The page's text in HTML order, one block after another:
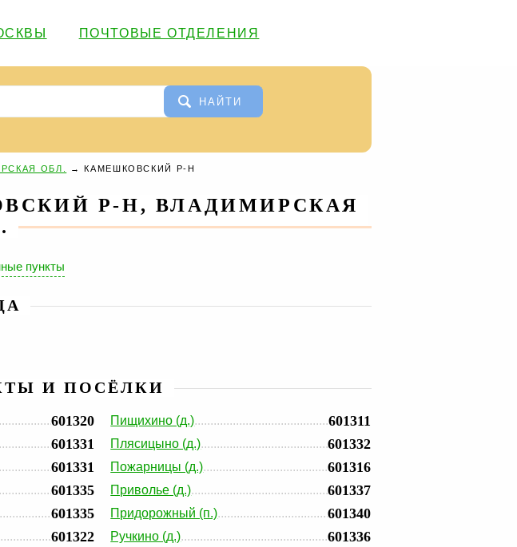
ПОЧТОВЫЕ ОТДЕЛЕНИЯ
НАЙТИ
ОБЛ. →КАМЕШКОВСКИЙ Р-Н
Р-Н, ВЛАДИМИРСКАЯ
пункты
И ПОСЁЛКИ
601320
601331
601331
601335
601335
601322
Пищихино (д.) 601311
Плясицыно (д.) 601332
Пожарницы (д.) 601316
Приволье (д.) 601337
Придорожный (п.) 601340
Ручкино (д.) 601336